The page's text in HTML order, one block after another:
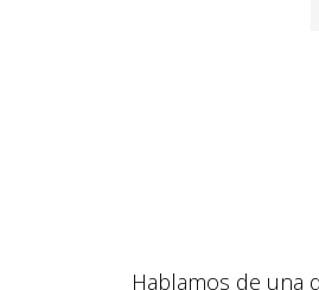
Hablamos de una